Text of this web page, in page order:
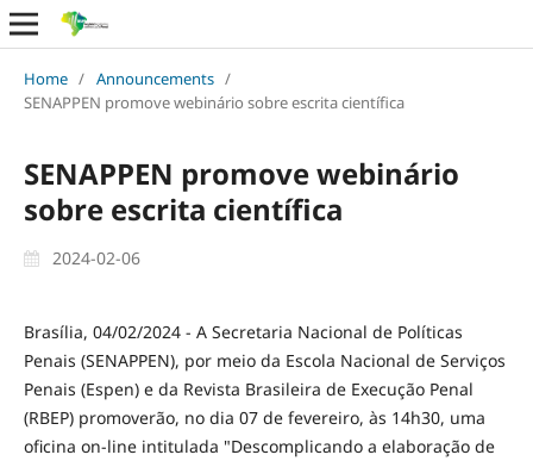
Home / Announcements /
SENAPPEN promove webinário sobre escrita científica
SENAPPEN promove webinário
sobre escrita científica
2024-02-06
Brasília, 04/02/2024 - A Secretaria Nacional de Políticas
Penais (SENAPPEN), por meio da Escola Nacional de Serviços
Penais (Espen) e da Revista Brasileira de Execução Penal
(RBEP) promoverão, no dia 07 de fevereiro, às 14h30, uma
oficina on-line intitulada "Descomplicando a elaboração de